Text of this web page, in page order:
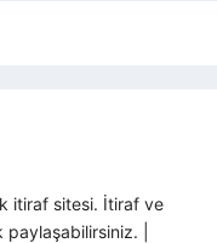
itiraf sitesi. İtiraf ve
paylaşabilirsiniz. |